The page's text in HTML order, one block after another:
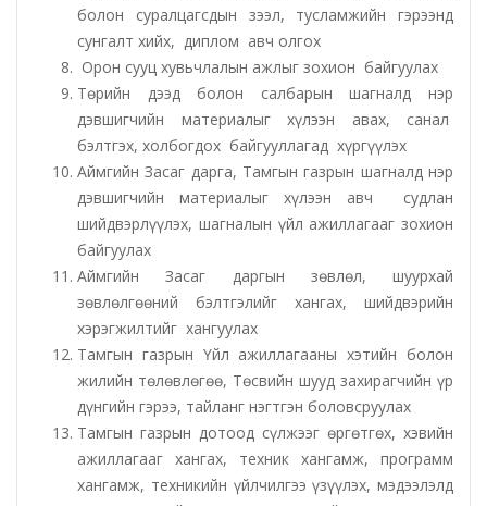
Эрүүл мэндийн газар
Авто тээврийн төв
Мал эмнэлгийн газар
Хүнс, хөдөө аж ахуйн газар
Баян-Өндөр сумын ЗДТГ
Жаргалант сумын ЗДТГ
Орхон аймгийн Иргэний хэргийн давж заалдах
шатны шүүх
Орхон аймгийн Эрүүгийн хэргийн давж заалдах
болон суралцагсдын зээл, тусламжийн гэрээнд
сунгалт хийх, диплом авч олгох
Орон сууц хувьчлалын ажлыг зохион байгуулах
Төрийн дээд болон салбарын шагналд нэр
дэвшигчийн материалыг хүлээн авах, санал
бэлтгэх, холбогдох байгууллагад хүргүүлэх
Аймгийн Засаг дарга, Тамгын газрын шагналд нэр
дэвшигчийн материалыг хүлээн авч судлан
шийдвэрлүүлэх, шагналын үйл ажиллагааг зохион
байгуулах
Аймгийн Засаг даргын зөвлөл, шуурхай
зөвлөлгөөний бэлтгэлийг хангах, шийдвэрийн
хэрэгжилтийг хангуулах
Тамгын газрын Үйл ажиллагааны хэтийн болон
жилийн төлөвлөгөө, Төсвийн шууд захирагчийн үр
дүнгийн гэрээ, тайланг нэгтгэн боловсруулах
Тамгын газрын дотоод сүлжээг өргөтгөх, хэвийн
ажиллагааг хангах, техник хангамж, программ
хангамж, техникийн үйлчилгээ үзүүлэх, мэдээлэлд